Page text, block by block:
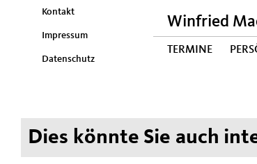
Kontakt
Impressum
Datenschutz
Winfried
TERMINE
Dies könnte Sie auch